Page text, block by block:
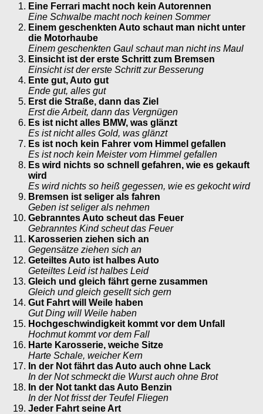
Eine Ferrari macht noch kein Autorennen
Eine Schwalbe macht noch keinen Sommer
Einem geschenkten Auto schaut man nicht unter
die Motorhaube
Einem geschenkten Gaul schaut man nicht ins Maul
Einsicht ist der erste Schritt zum Bremsen
Einsicht ist der erste Schritt zur Besserung
Ente gut, Auto gut
Ende gut, alles gut
Erst die Straße, dann das Ziel
Erst die Arbeit, dann das Vergnügen
Es ist nicht alles BMW, was glänzt
Es ist nicht alles Gold, was glänzt
Es ist noch kein Fahrer vom Himmel gefallen
Es ist noch kein Meister vom Himmel gefallen
Es wird nichts so schnell gefahren, wie es gekauft
wird
Es wird nichts so heiß gegessen, wie es gekocht wird
Bremsen ist seliger als fahren
Geben ist seliger als nehmen
Gebranntes Auto scheut das Feuer
Gebranntes Kind scheut das Feuer
Karosserien ziehen sich an
Gegensätze ziehen sich an
Geteiltes Auto ist halbes Auto
Geteiltes Leid ist halbes Leid
Gleich und gleich fährt gerne zusammen
Gleich und gleich gesellt sich gern
Gut Fahrt will Weile haben
Gut Ding will Weile haben
Hochgeschwindigkeit kommt vor dem Unfall
Hochmut kommt vor dem Fall
Harte Karosserie, weiche Sitze
Harte Schale, weicher Kern
In der Not fährt das Auto auch ohne Lack
In der Not schmeckt die Wurst auch ohne Brot
In der Not tankt das Auto Benzin
In der Not frisst der Teufel Fliegen
Jeder Fahrt seine Art